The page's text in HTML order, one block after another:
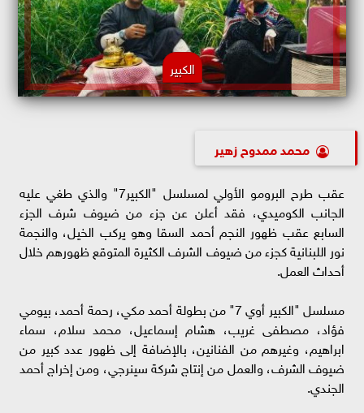
الكبير
محمد ممدوح زهير
عقب طرح البرومو الأولي لمسلسل "الكبير7" والذي طغي عليه
الجانب الكوميدي، فقد أعلن عن جزء من ضيوف شرف الجزء
السابع عقب ظهور النجم أحمد السقا وهو يركب الخيل، والنجمة
نور اللبنانية كجزء من ضيوف الشرف الكثيرة المتوقع ظهورهم خلال
أحداث العمل.
مسلسل "الكبير أوي 7" من بطولة أحمد مكي، رحمة أحمد، بيومي
فؤاد، مصطفى غريب، هشام إسماعيل، محمد سلام، سماء
ابراهيم، وغيرهم من الفنانين، بالإضافة إلى ظهور عدد كبير من
ضيوف الشرف، والعمل من إنتاج شركة سينرجي، ومن إخراج أحمد
الجندي.